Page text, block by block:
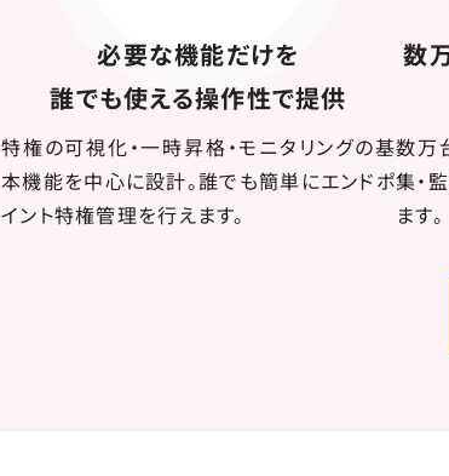
必要な機能だけを
誰でも使える操作性で提供
特権の可視化・一時昇格・モニタリングの基
本機能を中心に設計。誰でも簡単にエンドポ
イント特権管理を行えます。
数
数万
集・
ます。